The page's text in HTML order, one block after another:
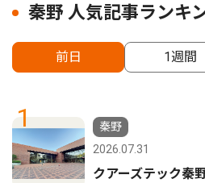
秦野 人気記事ランキ
前日 1週間
1
秦野
2026.07.31
クアーズテック秦